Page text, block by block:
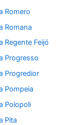
Romero
Romana
Regente Feijó
Progresso
Progredior
Pompeia
Polopoli
Pita